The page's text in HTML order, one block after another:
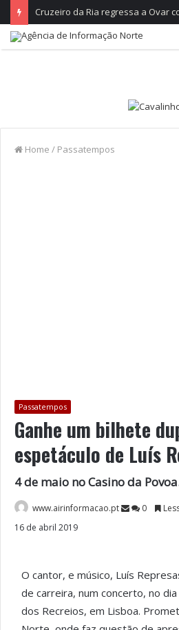
Home / Passatempos
Passatempos
Ganhe um bilhete
espetáculo de Luís
4 de maio no Casino da
www.airinformacao.pt 0
16 de abril 2019
O cantor, e músico, Luís
de carreira, num concerto, no
dos Recreios, em Lisboa.